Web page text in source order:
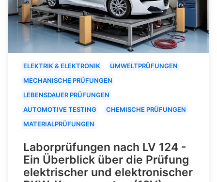
ELEKTRIK & ELEKTRONIK
UMWELTPRÜFUNGEN
MECHANISCHE PRÜFUNGEN
LEBENSDAUER PRÜFUNGEN
AUTOMOTIVE TESTING
CHEMISCHE PRÜFUNGEN
MATERIALPRÜFUNGEN
Laborprüfungen nach LV 124 -
Ein Überblick über die Prüfung
elektrischer und elektronischer